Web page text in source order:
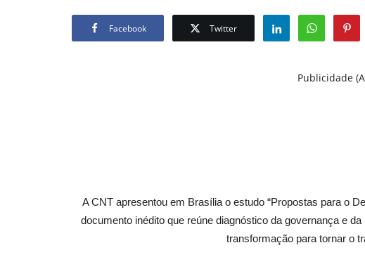
Facebook Twitter
Publicidade
A CNT apresentou em Brasília o estudo “Propostas para o
documento inédito que reúne diagnóstico da governança e
transformação para tornar o